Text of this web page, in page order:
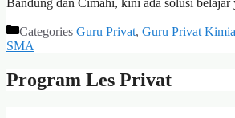
Bandung dan Cimahi, kini ada solusi
Categories Guru Privat, Guru Privat Kimia
SMA
Program Les Privat